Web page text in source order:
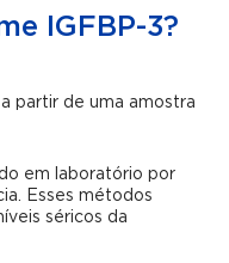
IGFBP-3?
partir de uma amostra
em laboratório por
Esses métodos
séricos da